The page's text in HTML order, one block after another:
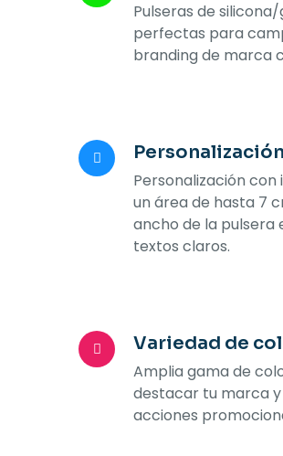
Pulseras de
perfectas para
branding de marca
Personalización
un área de hasta 7
ancho de la pulsera
textos claros.
Variedad de
Amplia gama de
destacar tu marca
acciones